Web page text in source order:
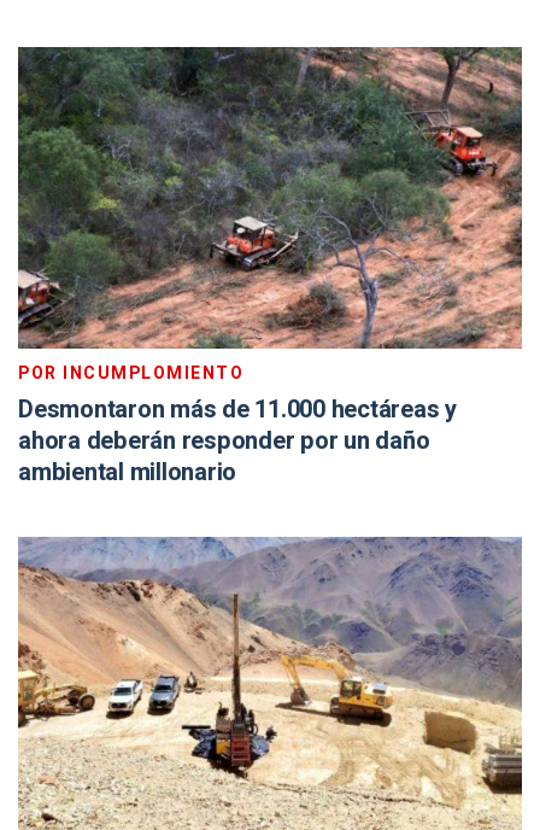
POR INCUMPLOMIENTO
Desmontaron más de 11.000 hectáreas y
ahora deberán responder por un daño
ambiental millonario